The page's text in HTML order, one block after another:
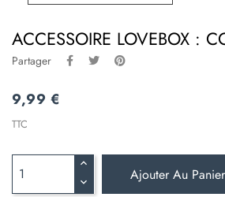
ACCESSOIRE LOVEBOX :
Partager
9,99 €
TTC
Ajouter Au Panier